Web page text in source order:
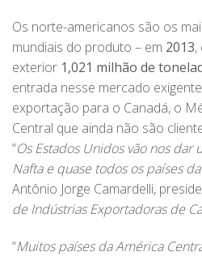
Os norte-americanos são os
mundiais do produto – em 2013,
exterior 1,021 milhão de
entrada nesse mercado
exportação para o Canadá, o
Central que ainda não são
“Os Estados Unidos vão nos dar
Nafta e quase todos os países
Antônio Jorge Camardelli,
de Indústrias Exportadoras de
“Muitos países da América